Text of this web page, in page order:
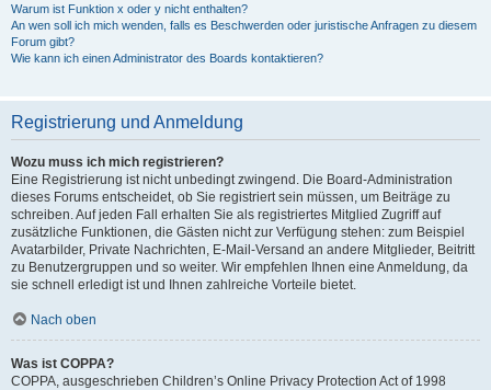
Warum ist Funktion x oder y nicht enthalten?
An wen soll ich mich wenden, falls es Beschwerden oder juristische Anfragen zu diesem
Forum gibt?
Wie kann ich einen Administrator des Boards kontaktieren?
Registrierung und Anmeldung
Wozu muss ich mich registrieren?
Eine Registrierung ist nicht unbedingt zwingend. Die Board-Administration
dieses Forums entscheidet, ob Sie registriert sein müssen, um Beiträge zu
schreiben. Auf jeden Fall erhalten Sie als registriertes Mitglied Zugriff auf
zusätzliche Funktionen, die Gästen nicht zur Verfügung stehen: zum Beispiel
Avatarbilder, Private Nachrichten, E-Mail-Versand an andere Mitglieder, Beitritt
zu Benutzergruppen und so weiter. Wir empfehlen Ihnen eine Anmeldung, da
sie schnell erledigt ist und Ihnen zahlreiche Vorteile bietet.
Nach oben
Was ist COPPA?
COPPA, ausgeschrieben Children’s Online Privacy Protection Act of 1998